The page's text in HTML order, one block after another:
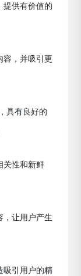
提供有价值的
容，并吸引更
具有良好的
关性和新鲜
，让用户产生
吸引用户的精